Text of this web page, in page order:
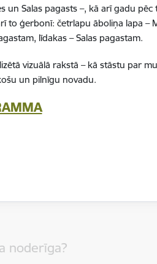
Salas pagasts –, kā arī gadu
to ģerbonī: četrlapu āboliņa lapa –
līdakas – Salas pagastam.
vizuālā rakstā – kā stāstu par
un pilnīgu novadu.
novada pašvaldība ar Atveseļošanas
līdzfinansējumu 2 877 000 eiro
noderīga?